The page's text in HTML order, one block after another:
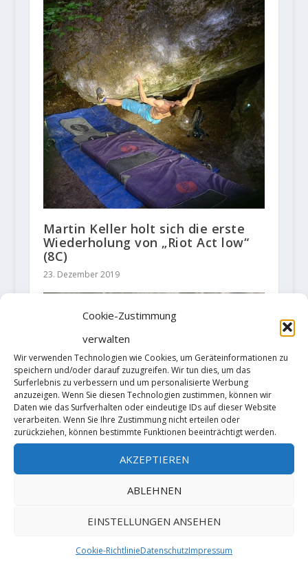
Cookie-Zustimmung
verwalten
Wir verwenden Technologien wie Cookies, um Geräteinformationen zu
speichern und/oder darauf zuzugreifen. Wir tun dies, um das
Surferlebnis zu verbessern und um personalisierte Werbung
anzuzeigen. Wenn Sie diesen Technologien zustimmen, können wir
Daten wie das Surfverhalten oder eindeutige IDs auf dieser Website
verarbeiten. Wenn Sie Ihre Zustimmung nicht erteilen oder
zurückziehen, können bestimmte Funktionen beeinträchtigt werden.
AKZEPTIEREN
ABLEHNEN
EINSTELLUNGEN ANSEHEN
Cookie-RichtlinieDatenschutzImpressum
Martin Keller holt sich die erste
Wiederholung von „Riot Act low“
(8C)
23. Dezember 2019
mit „Off the wagon low“ den wohl